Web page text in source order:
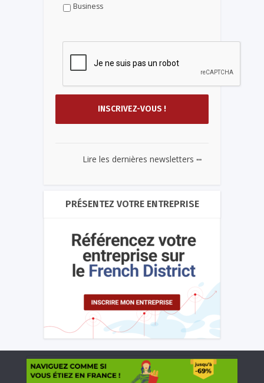
Business
Lire les dernières newsletters ...
PRÉSENTEZ VOTRE ENTREPRISE